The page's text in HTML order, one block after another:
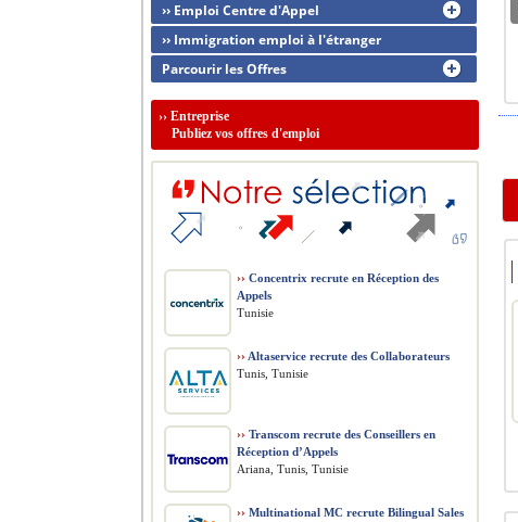
›› Emploi Centre d'Appel
›› Immigration emploi à l'étranger
Parcourir les Offres
›› Entreprise
Publiez vos offres d'emploi
›› Concentrix recrute en Réception des
Appels
Tunisie
›› Altaservice recrute des Collaborateurs
Tunis, Tunisie
›› Transcom recrute des Conseillers en
Réception d’Appels
Ariana, Tunis, Tunisie
›› Multinational MC recrute Bilingual Sales